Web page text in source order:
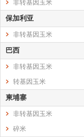
非转基因玉米
保加利亚
非转基因玉米
巴西
非转基因玉米
转基因玉米
柬埔寨
非转基因玉米
碎米